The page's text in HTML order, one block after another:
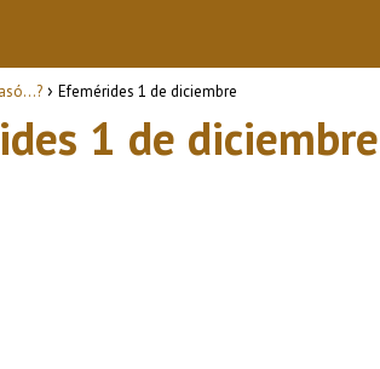
Efemérides 1 de diciembre
1 de diciembre